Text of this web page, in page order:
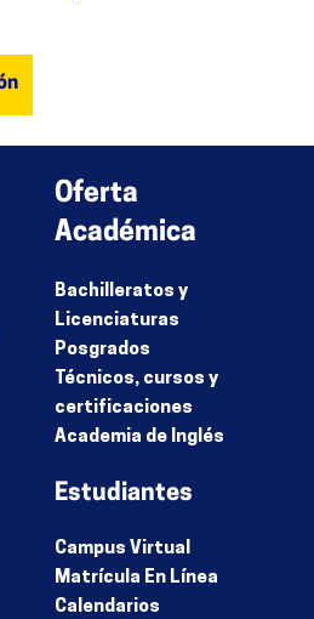
Oferta
Académica
Bachilleratos y
Licenciaturas
Posgrados
Técnicos, cursos y
certificaciones
Academia de Inglés
Estudiantes
Campus Virtual
Matrícula En Línea
Calendarios